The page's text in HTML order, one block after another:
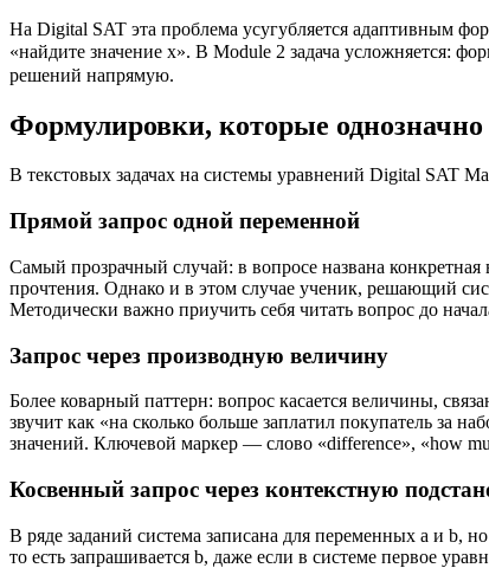
На Digital SAT эта проблема усугубляется адаптивным
«найдите значение x». В Module 2 задача усложняется:
решений напрямую.
Формулировки, которые
В текстовых задачах на системы уравнений Digital SAT
Прямой запрос одной переменной
Самый прозрачный случай: в вопросе названа
прочтения. Однако и в этом случае ученик, решающий
Методически важно приучить себя читать вопрос до
Запрос через производную величину
Более коварный паттерн: вопрос касается величины,
звучит как «на сколько больше заплатил покупатель за
значений. Ключевой маркер — слово «difference», «how
Косвенный запрос через контекстную
В ряде заданий система записана для переменных a и b,
то есть запрашивается b, даже если в системе первое